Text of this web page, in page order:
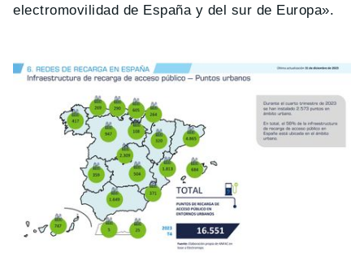
electromovilidad de España y del sur de Europa».